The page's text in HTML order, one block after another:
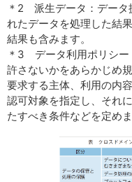
＊2 派生データ：データ
れたデータを処理した結
結果も含みます。
＊3 データ利用ポリシー
許さないかをあらかじめ
要求する主体、利用の内
認可対象を指定し、それ
たすべき条件などを定めま